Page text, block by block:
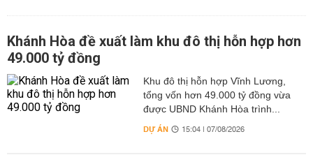
Khánh Hòa đề xuất làm khu đô thị hỗn hợp hơn
49.000 tỷ đồng
Khu đô thị hỗn hợp Vĩnh Lương,
tổng vốn hơn 49.000 tỷ đồng vừa
được UBND Khánh Hòa trình...
DỰ ÁN 15:04 | 07/08/2026